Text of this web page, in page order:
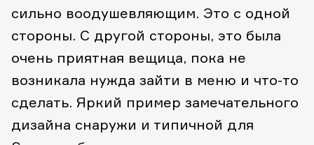
сильно воодушевляющим. Это с одной
стороны. С другой стороны, это была
очень приятная вещица, пока не
возникала нужда зайти в меню и что-то
сделать. Яркий пример замечательного
дизайна снаружи и типичной для